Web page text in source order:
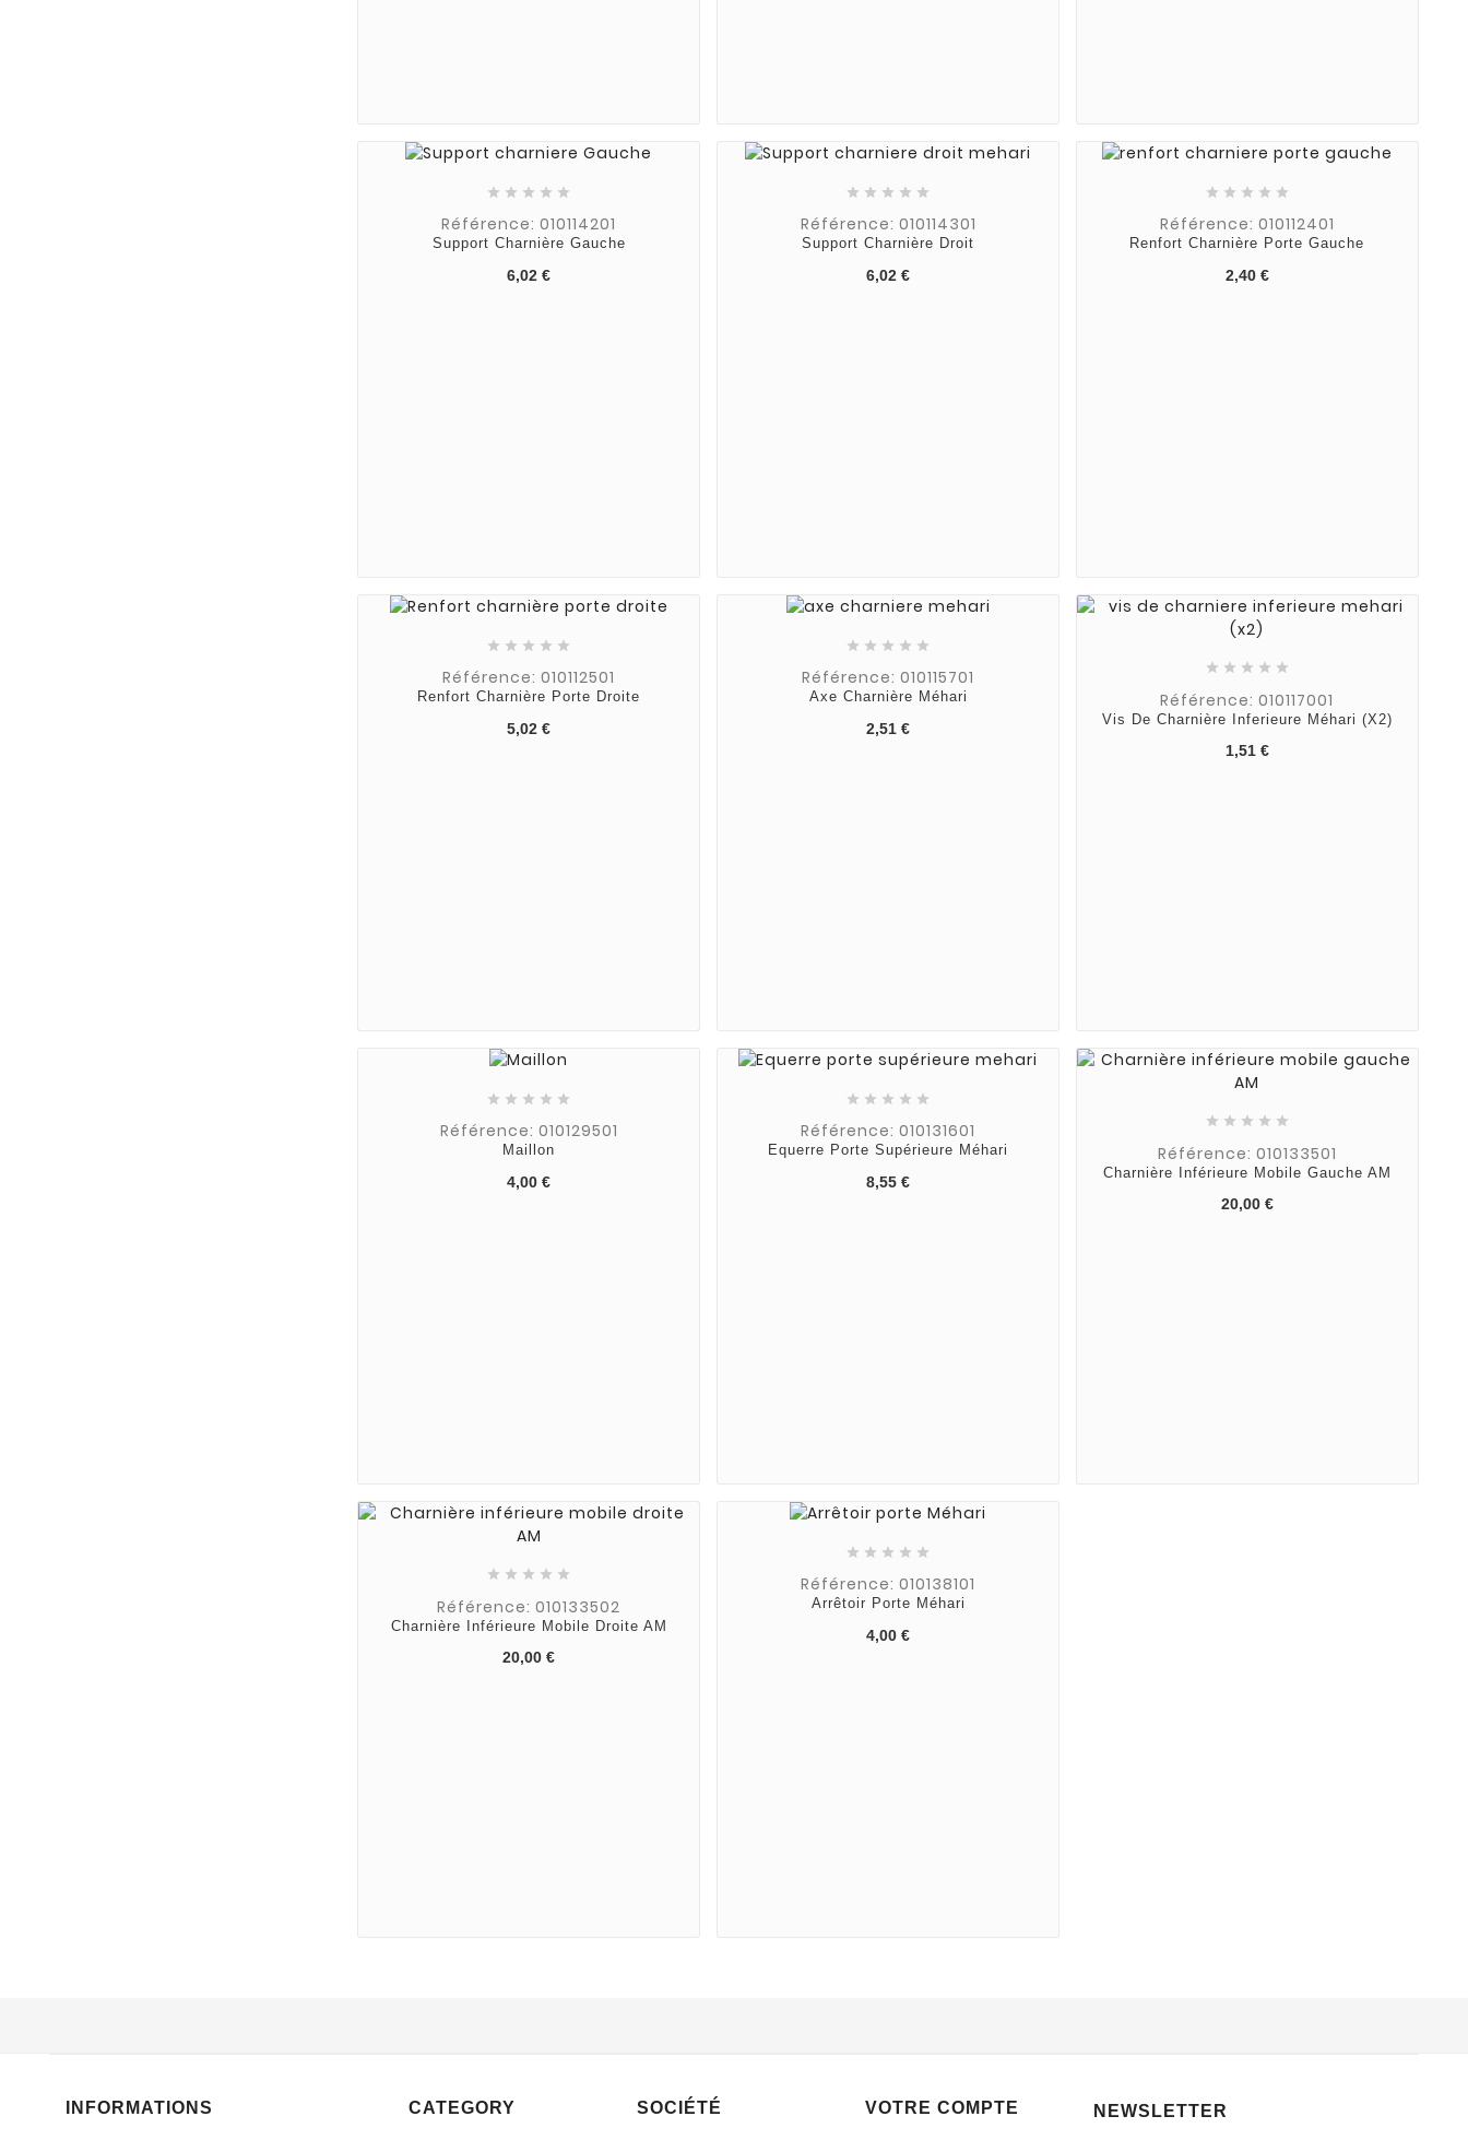
    
Référence: 010114201
Support Charnière Gauche
6,02 €
    
Référence: 010114301
Support Charnière Droit
6,02 €
    
Référence: 010112401
Renfort Charnière Porte Gauche
2,40 €
    
Référence: 010112501
Renfort Charnière Porte Droite
5,02 €
    
Référence: 010115701
Axe Charnière Méhari
2,51 €
    
Référence: 010117001
Vis De Charnière Inferieure Méhari (x2)
1,51 €
    
Référence: 010129501
Maillon
4,00 €
    
Référence: 010131601
Equerre Porte Supérieure Méhari
8,55 €
    
Référence: 010133501
Charnière Inférieure Mobile Gauche AM
20,00 €
    
Référence: 010133502
Charnière Inférieure Mobile Droite AM
20,00 €
    
Référence: 010138101
Arrêtoir Porte Méhari
4,00 €
INFORMATIONS CATEGORY SOCIÉTÉ VOTRE COMPTE NEWSLETTER